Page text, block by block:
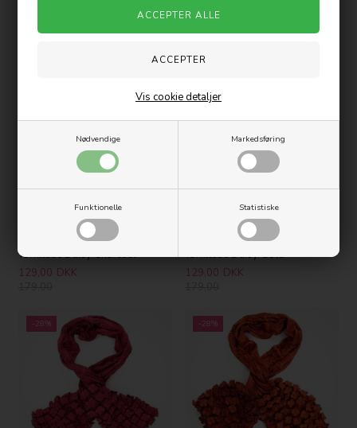
Nødvendige Markedsføring
Funktionelle Statistiske
Vis cookie detaljer
Tørklæde Capri Raspberry Mix
269,00
Tørklæde Daisy Charcoal
129,00 DKK
-28%
Tørklæde Daisy Gold
129,00 DKK
-28% -28%